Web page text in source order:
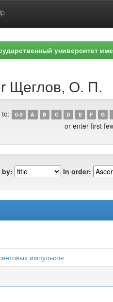
университет
Щеглов, О. П.
to: 0-9 A B C D E F G
or enter first
by: In order:
импульсов